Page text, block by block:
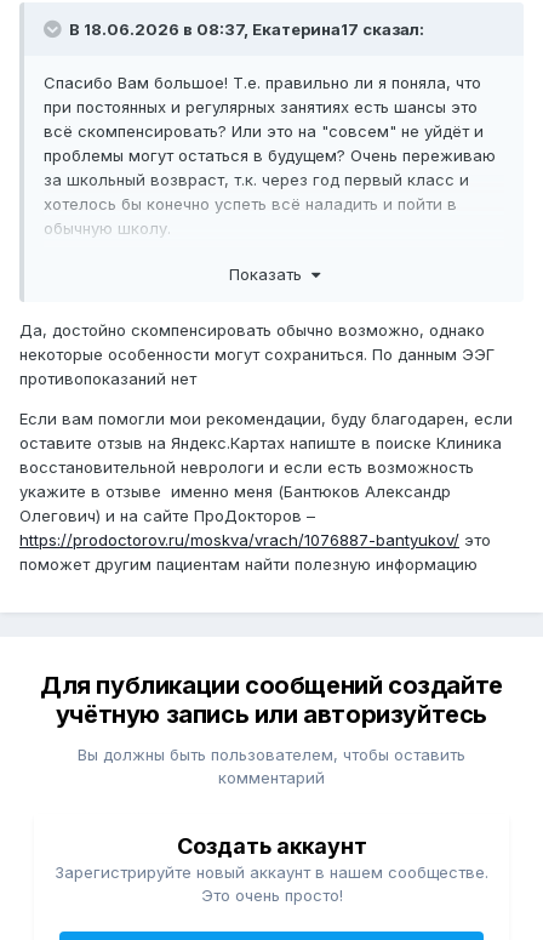
В 18.06.2026 в 08:37, Екатерина17 сказал:
Спасибо Вам большое! Т.е. правильно ли я поняла, что
при постоянных и регулярных занятиях есть шансы это
всё скомпенсировать? Или это на "совсем" не уйдёт и
проблемы могут остаться в будущем? Очень переживаю
за школьный возвраст, т.к. через год первый класс и
хотелось бы конечно успеть всё наладить и пойти в
обычную школу.
Про методы в вашим рекомендациях почитала, спасибо!
Показать
Да, достойно скомпенсировать обычно возможно, однако
некоторые особенности могут сохраниться. По данным ЭЭГ
противопоказаний нет
Если вам помогли мои рекомендации, буду благодарен, если
оставите отзыв на Яндекс.Картах напиште в поиске Клиника
восстановительной неврологи и если есть возможность
укажите в отзыве именно меня (Бантюков Александр
Олегович) и на сайте ПроДокторов –
https://prodoctorov.ru/moskva/vrach/1076887-bantyukov/ это
поможет другим пациентам найти полезную информацию
Для публикации сообщений создайте
учётную запись или авторизуйтесь
Вы должны быть пользователем, чтобы оставить
комментарий
Создать аккаунт
Зарегистрируйте новый аккаунт в нашем сообществе.
Это очень просто!